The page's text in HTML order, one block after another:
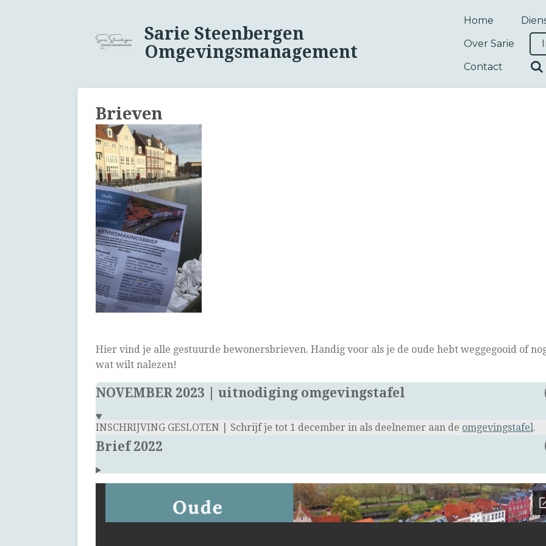
Sarie Steenbergen
Omgevingsmanagement
Home
Over Sarie
Contact
Brieven
Hier vind je alle gestuurde bewonersbrieven. Handig voor als je de oude hebt weggegooid of
wat wilt nalezen!
NOVEMBER 2023 | uitnodiging omgevingstafel
INSCHRIJVING GESLOTEN | Schrijf je tot 1 december in als deelnemer aan de omgevingstafel.
Brief 2022